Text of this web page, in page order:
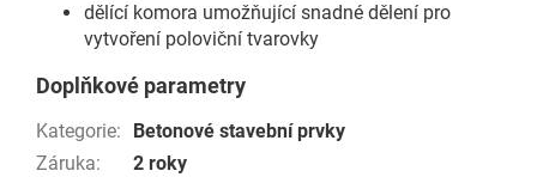
dělící komora umožňující snadné dělení pro
vytvoření poloviční tvarovky
Doplňkové parametry
Kategorie:
Betonové stavební prvky
Záruka: 2 roky